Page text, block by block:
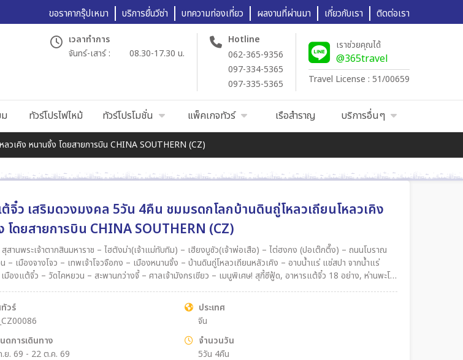
ขอราคากรุ๊ปเหมา บริการยื่นวีซ่า บทความท่องเที่ยว ผลงานที่ผ่านมา เกี่ยวกับเรา ติดต่อเรา
เวลาทำการ
จันทร์-เสาร์ :
08.30-17.30 น.
Hotline
062-365-9356
097-334-5365
097-335-5365
เราช่วยคุณได้
@365travel
Travel License : 51/00659
ทัวร์โปรไฟไหม้ ทัวร์โปรโมชั่น แพ็คเกจทัวร์ เรือสำราญ บริการอื่นๆ
วเคิง หนานจิ้ง โดยสายการบิน CHINA SOUTHERN (CZ)
ต้จิ๋ว เสริมดวงมงคล 5วัน 4คืน ชมมรดกโลกบ้านดินถู่โหลวเถียนโหลวเคิง
โดยสายการบิน CHINA SOUTHERN (CZ)
น้ำแร่ แช่สปา จากน้ำแร่
รับซัวเถา
วร์
ประเทศ
จีน
ดการเดินทาง
.ย. 69 - 22 ต.ค. 69
จำนวนวัน
5วัน 4คืน